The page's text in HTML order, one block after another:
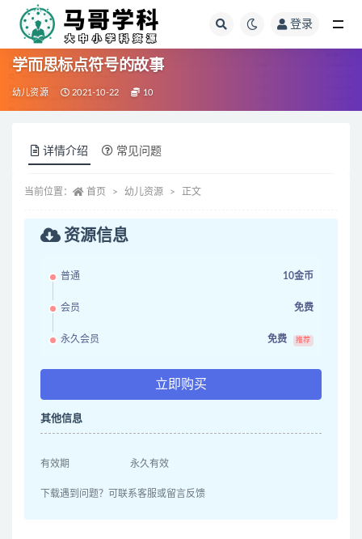
登录
学而思标点符号的故事
幼儿资源 2021-10-22 10
详情介绍 常见问题
当前位置： 首页 幼儿资源 正文
资源信息
普通 10金币
会员 免费
永久会员 免费 推荐
立即购买
其他信息
有效期 永久有效
下载遇到问题？可联系客服或留言反馈
全部